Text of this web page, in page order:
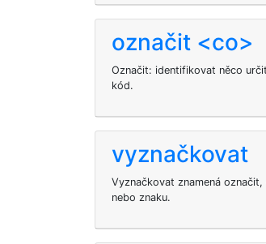
označit <co>
Označit: identifikovat něco
kód.
vyznačkovat
Vyznačkovat znamená
nebo znaku.